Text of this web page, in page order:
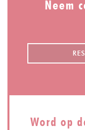
Neem
Word op